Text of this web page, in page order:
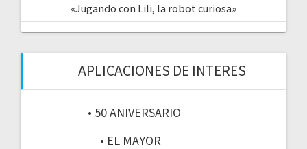
«Jugando con Lili, la robot curiosa»
APLICACIONES DE INTERES
• 50 ANIVERSARIO
• EL MAYOR